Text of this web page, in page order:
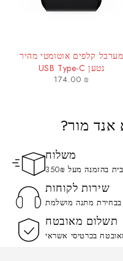
מערבל קלפים אוטומטי מהיר
נטען USB Type-C
174.00₪
מור?
משלוח
בהזמנה מעל 350₪
שירות לקוחות
בבחירת מתנה מושלמת
תשלום מאובטח
בכרטיסי אשראי